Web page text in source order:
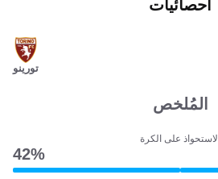
احصائيات
تورينو
المُلخص
الاستحواذ على الكرة
42‎%‎